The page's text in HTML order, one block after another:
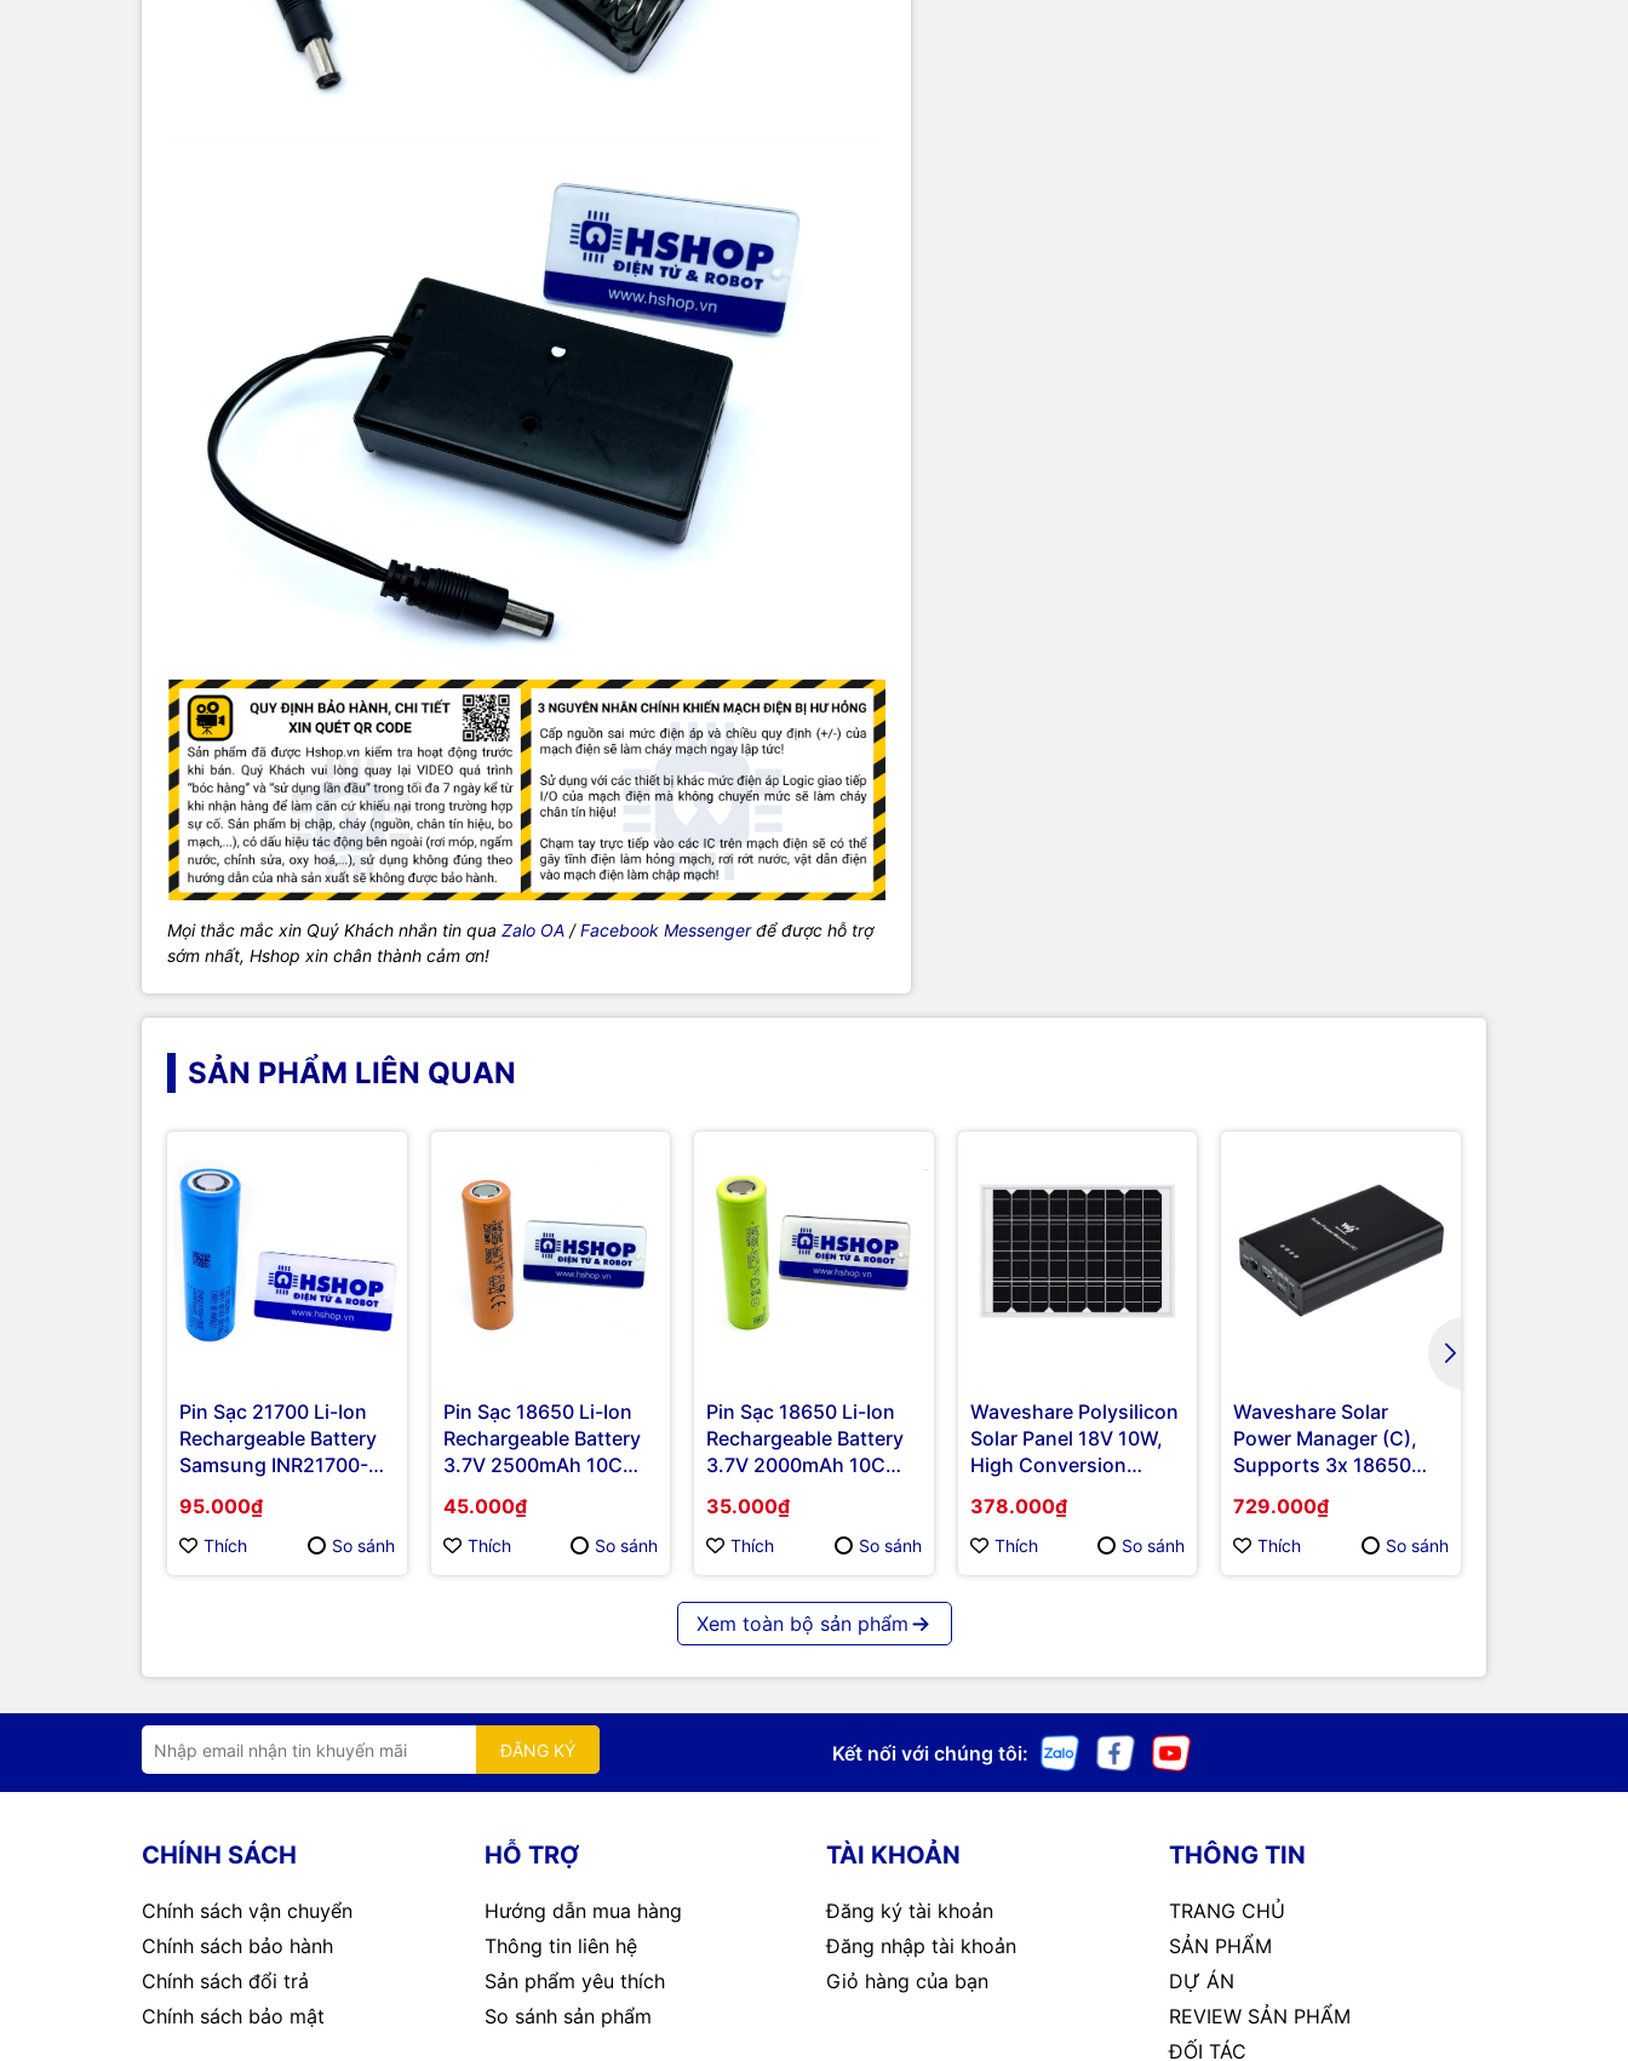
Mọi thắc mắc xin Quý Khách nhắn tin qua Zalo OA /Facebook Messengerđể được hỗ trợ
sớm nhất, Hshop xin chân thành cảm ơn!
SẢN PHẨM LIÊN QUAN
Pin Sạc 21700 Li-Ion
Rechargeable Battery
Samsung INR21700-
95.000₫
Thích So sánh
Pin Sạc 18650 Li-Ion
Rechargeable Battery
3.7V 2500mAh 10C
45.000₫
Thích So sánh
Pin Sạc 18650 Li-Ion
Rechargeable Battery
3.7V 2000mAh 10C
35.000₫
Thích So sánh
Waveshare Polysilicon
Solar Panel 18V 10W,
High Conversion
378.000₫
Thích So sánh
Waveshare Solar
Power Manager (C),
Supports 3x 18650
Protection Circuits
729.000₫
Thích So sánh
Xem toàn bộ sản phẩm
ĐĂNG KÝ Kết nối với chúng tôi:
CHÍNH SÁCH
Chính sách vận chuyển
Chính sách bảo hành
Chính sách đổi trả
Chính sách bảo mật
HỖ TRỢ
Hướng dẫn mua hàng
Thông tin liên hệ
Sản phẩm yêu thích
So sánh sản phẩm
TÀI KHOẢN
Đăng ký tài khoản
Đăng nhập tài khoản
Giỏ hàng của bạn
THÔNG TIN
TRANG CHỦ
SẢN PHẨM
DỰ ÁN
REVIEW SẢN PHẨM
ĐỐI TÁC